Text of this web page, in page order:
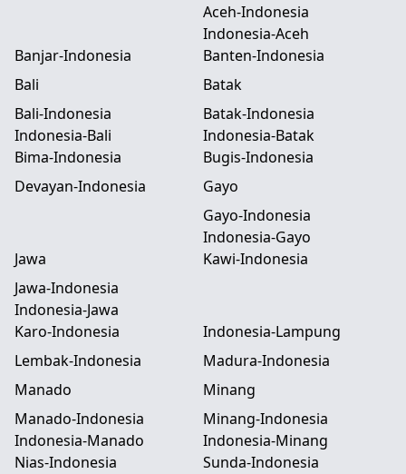
Aceh-Indonesia
Indonesia-Aceh
Banjar-Indonesia
Banten-Indonesia
Bali
Bali-Indonesia
Indonesia-Bali
Batak
Batak-Indonesia
Indonesia-Batak
Bima-Indonesia
Bugis-Indonesia
Devayan-Indonesia
Gayo
Gayo-Indonesia
Indonesia-Gayo
Jawa
Jawa-Indonesia
Indonesia-Jawa
Kawi-Indonesia
Karo-Indonesia
Indonesia-Lampung
Lembak-Indonesia
Madura-Indonesia
Manado
Manado-Indonesia
Indonesia-Manado
Minang
Minang-Indonesia
Indonesia-Minang
Nias-Indonesia
Sunda-Indonesia